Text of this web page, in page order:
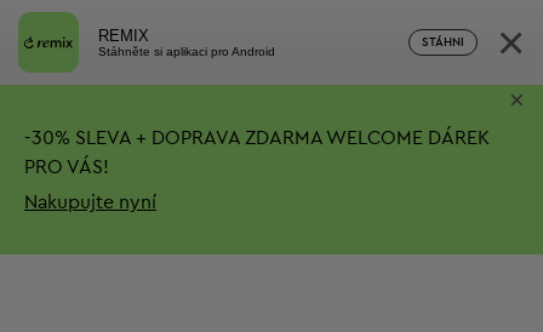
REMIX
Stáhněte si aplikaci pro Android
STÁHNI ×
-30% SLEVA + DOPRAVA ZDARMA WELCOME DÁREK
PRO VÁS!
Nakupujte nyní
×